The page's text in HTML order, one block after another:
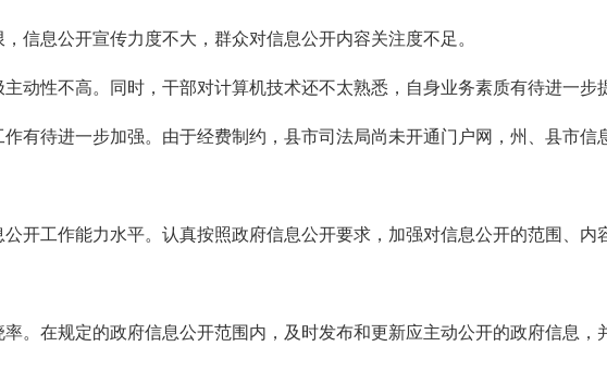
息公开宣传力度不大，群众对信息公开内容关注度不足。
性不高。同时，干部对计算机技术还不太熟悉，自身业务素质有待进一步
待进一步加强。由于经费制约，县市司法局尚未开通门户网，州、县市信
工作能力水平。认真按照政府信息公开要求，加强对信息公开的范围、内
在规定的政府信息公开范围内，及时发布和更新应主动公开的政府信息，